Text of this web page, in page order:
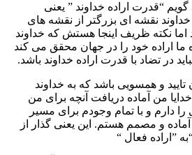
“قدرت اراده خداوند ” یعنی
نقشه ای بزرگتر از نقشه های
اما نکته ظریف اینجا هستش که خداوند
ما اراده خود را در جهان محقق می کند
در تضاد با قدرت اراده خداوند باشد.
تایید و همسویی باشد که به خداوند
من آماده دریافت آنچه برای من
دارم و با تمام وجودم برای مسیر
و مصمم هستم. این یعنی گذار از
”اراده فعال “